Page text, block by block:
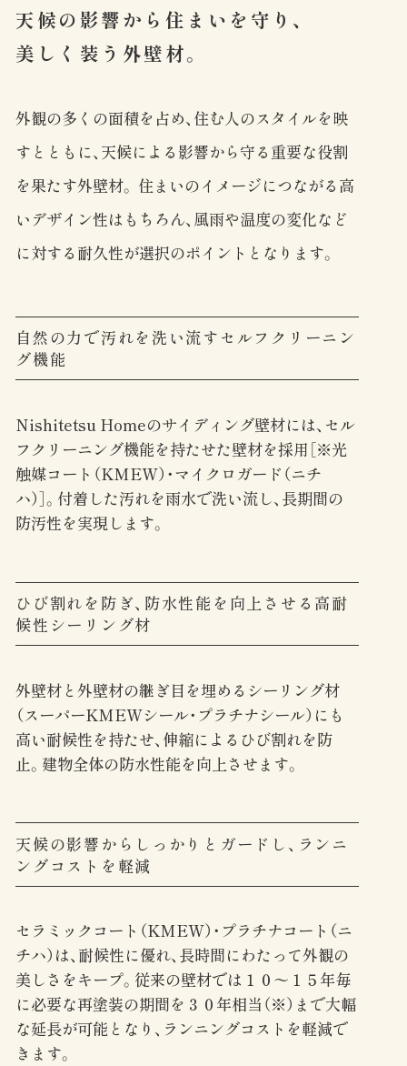
天候の影響から住まいを守り、
美しく装う外壁材。
外観の多くの面積を占め、住む人のスタイルを映
すとともに、天候による影響から守る重要な役割
を果たす外壁材。 住まいのイメージにつながる高
いデザイン性はもちろん、風雨や温度の変化など
に対する耐久性が選択のポイントとなります。
自然の力で汚れを洗い流すセルフクリーニン
グ機能
Nishitetsu Homeのサイディング壁材には、セル
フクリーニング機能を持たせた壁材を採用［※光
触媒コート（KMEW）・マイクロガード（ニチ
ハ）］。付着した汚れを雨水で洗い流し、長期間の
防汚性を実現します。
ひび割れを防ぎ、防水性能を向上させる高耐
候性シーリング材
外壁材と外壁材の継ぎ目を埋めるシーリング材
（スーパーKMEWシール・プラチナシール）にも
高い耐候性を持たせ、伸縮によるひび割れを防
止。建物全体の防水性能を向上させます。
天候の影響からしっかりとガードし、ランニ
ングコストを軽減
セラミックコート（KMEW）・プラチナコート（ニ
チハ）は、耐候性に優れ、長時間にわたって外観の
美しさをキープ。従来の壁材では１０〜１５年毎
に必要な再塗装の期間を３０年相当（※）まで大幅
な延長が可能となり、ランニングコストを軽減で
きます。